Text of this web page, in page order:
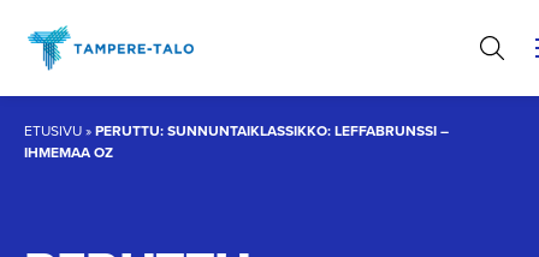
sisältöön
ETUSIVU»PERUTTU: SUNNUNTAIKLASSIKKO: LEFFABRUNSSI –
IHMEMAA OZ